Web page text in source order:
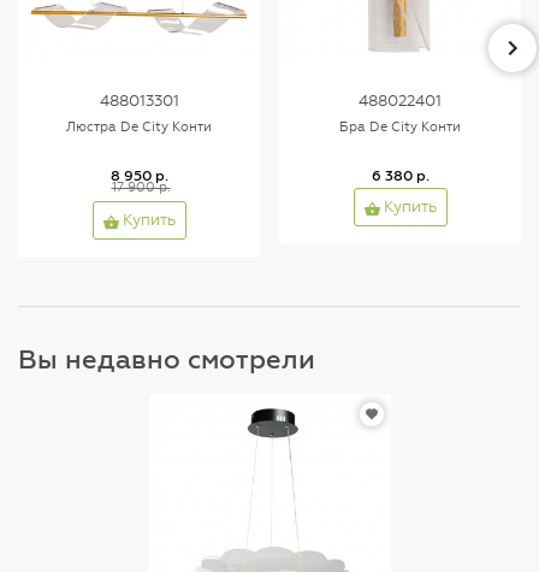
488013301
Люстра De City Конти
8 950 р.
17 900 р.
Купить
488022401
Бра De City Конти
6 380 р.
Купить
Вы недавно смотрели